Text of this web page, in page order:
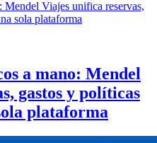
a mano: Mendel
gastos y políticas
plataforma